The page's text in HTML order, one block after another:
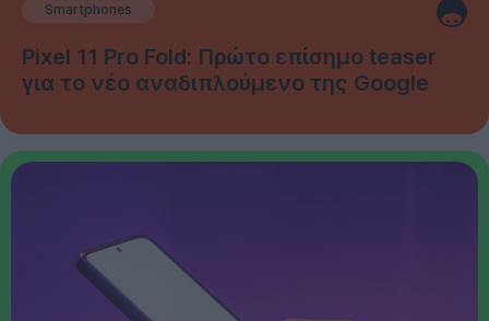
Smartphones
Pixel 11 Pro Fold: Πρώτο επίσημο teaser
για το νέο αναδιπλούμενο της Google